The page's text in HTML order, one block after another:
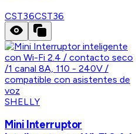
CST36CST36
SHELLY
Mini Interruptor